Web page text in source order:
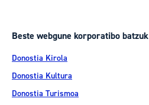
Beste webgune korporatibo batzuk
Donostia Kirola
Donostia Kultura
Donostia Turismoa